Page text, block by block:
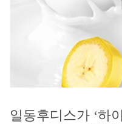
일동후디스가 ‘하